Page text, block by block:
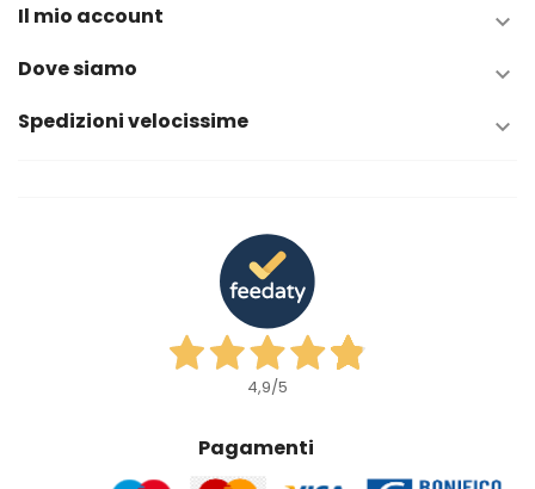
Il mio account 
Dove siamo 
Spedizioni velocissime 
4,9/5
Pagamenti